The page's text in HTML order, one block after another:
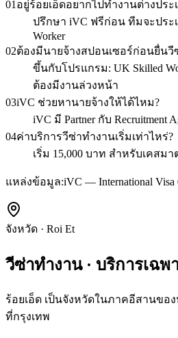
01 อยู่ร้อยเอ็ดอยากไปทำงานต่างประ
ปรึกษา iVC ฟรีก่อน ทีมจะประ
Worker
02ต้องมีนายจ้างสปอนเซอร์ก่อนยื่นวี
ขึ้นกับโปรแกรม: UK Skilled
ต้องมีงานล่วงหน้า
03iVC ช่วยหานายจ้างให้ได้ไหม?
iVC มี Partner กับ
04ค่าบริการวีซ่าทำงานเริ่มเท่าไหร่?
เริ่ม 15,000 บาท สำหรับเคสม
แหล่งข้อมูล:iVC — International
จังหวัด · Roi Et
วีซ่าทำงาน· บริการเฉพ
ร้อยเอ็ด เป็นจังหวัดในภาคอีสานขอ
ที่กรุงเทพ